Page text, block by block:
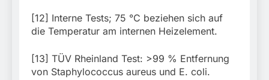
[12] Interne Tests; 75 °C beziehen sich auf
die Temperatur am internen Heizelement.
[13] TÜV Rheinland Test: >99 % Entfernung
von Staphylococcus aureus und E. coli.